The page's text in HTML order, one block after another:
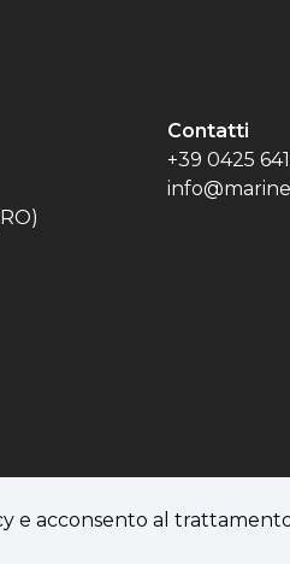
Contatti
+39 0425
e acconsento al